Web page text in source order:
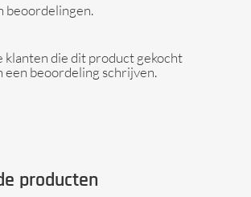
beoordelingen.
klanten die dit product gekocht
een beoordeling schrijven.
producten